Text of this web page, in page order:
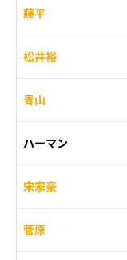
藤平
松井裕
青山
ハーマン
宋家豪
菅原